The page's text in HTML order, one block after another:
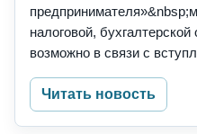
налоговой,
возможно в связи с
Читать новость